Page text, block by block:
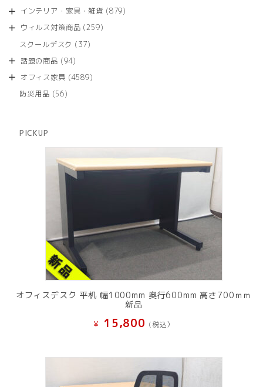
商
の
商
インテリア・家具・雑貨 879879
ウィルス対策商品 259259
スクールデスク 3737
商
話題の商品 9494
の
オフィス家具 45894589
防災用品 5656
PICKUP
オフィスデスク 平机 幅1000mm 奥行600mm 高さ700ｍｍ
新品
¥ 15,800 (税込）